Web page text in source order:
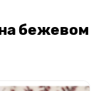
бежевом